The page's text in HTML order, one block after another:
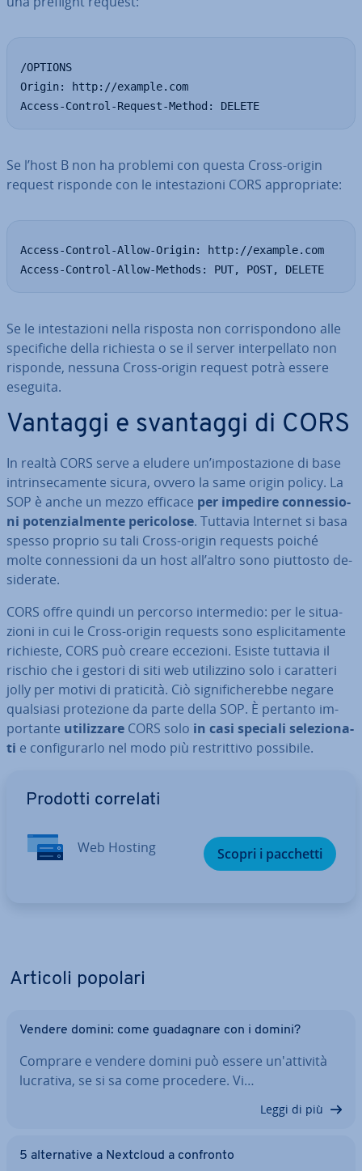
/OPTIONS
Origin: http://example.com
Access-Control-Request-Method: DELETE
Se l’host B non ha problemi con questa Cross-origin
request risponde con le in­te­sta­zio­ni CORS ap­pro­pria­te:
Access-Control-Allow-Origin: http://example.com
Access-Control-Allow-Methods: PUT, POST, DELETE
Se le in­te­sta­zio­ni nella risposta non cor­ri­spon­do­no alle
spe­ci­fi­che della richiesta o se il server in­ter­pel­la­to non
risponde, nessuna Cross-origin request potrà essere
eseguita.
Vantaggi e svantaggi di CORS
In realtà CORS serve a eludere un’im­po­sta­zio­ne di base
in­trin­se­ca­men­te sicura, ovvero la same origin policy. La
SOP è anche un mezzo efficace per impedire con­nes­sio­
ni po­ten­zial­men­te pe­ri­co­lo­se. Tuttavia Internet si basa
spesso proprio su tali Cross-origin requests poiché
molte con­nes­sio­ni da un host all’altro sono piuttosto de­
si­de­ra­te.
CORS offre quindi un percorso in­ter­me­dio: per le si­tua­
zio­ni in cui le Cross-origin requests sono espli­ci­ta­men­te
richieste, CORS può creare eccezioni. Esiste tuttavia il
rischio che i gestori di siti web uti­liz­zi­no solo i caratteri
jolly per motivi di praticità. Ciò si­gni­fi­che­reb­be negare
qualsiasi pro­te­zio­ne da parte della SOP. È pertanto im­
por­tan­te uti­liz­za­re CORS solo in casi speciali se­le­zio­na­
ti e con­fi­gu­rar­lo nel modo più re­strit­ti­vo possibile.
Prodotti correlati
Web Hosting Scopri i pacchetti
Articoli popolari
Vendere domini: come gua­da­gna­re con i domini?
Comprare e vendere domini può essere un'at­ti­vi­tà
lucrativa, se si sa come procedere. Vi…
Leggi di più
5 al­ter­na­ti­ve a Nextcloud a confronto